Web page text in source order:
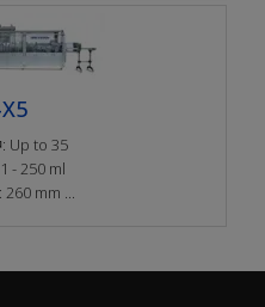
Up to 35
- 250 ml
mm ...